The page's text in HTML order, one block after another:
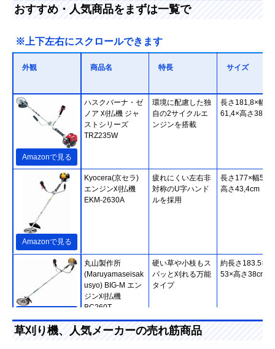
おすすめ・人気商品をまずは一覧で
※上下左右にスクロールできます
外観 商品名 特長 サイズ
Amazonで見る
ハスクバーナ・ゼ
ノア 刈払機 ジャ
ストシリーズ
TRZ235W
環境に配慮した独
自の2サイクルエ
ンジンを搭載
長さ181,8×幅
61,4×高さ
Amazonで見る
Kyocera(京セラ)
エンジン刈払機
EKM-2630A
疲れにくい左右非
対称のU字ハンド
ルを採用
長さ177×幅
高さ43,4cm
丸山製作所
(Maruyamaseisak
usyo) BIG-M エン
ジン刈払機
BC260T
硬い草や小枝もス
パッと刈れる万能
タイプ
約長さ183.5×幅
53×高さ38cm
ホンダ 刈払機 U字
軽くて環境にやさ
草刈り機、人気メーカーの売れ筋商品